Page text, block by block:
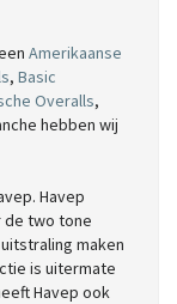
Amerikaanse
, Basic
Overalls,
hebben wij
Havep
de two tone
maken
is uitermate
Havep ook